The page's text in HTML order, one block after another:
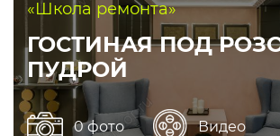
«Школа ремонта»
ГОСТИНАЯ ПОД
ПУДРОЙ
0 фото Видео